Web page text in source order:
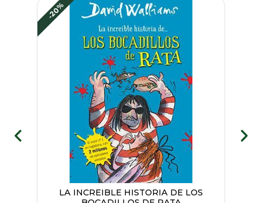
-20%
LA INCREIBLE HISTORIA DE LOS